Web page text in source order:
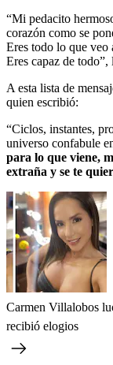
“Mi pedacito
corazón como se
Eres todo lo que veo
Eres capaz de todo”,
A esta lista de
quien escribió:
“Ciclos, instantes,
universo confabule
para lo que viene,
extraña y se te
Carmen Villalobos
recibió elogios